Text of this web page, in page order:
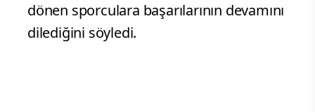
dönen sporculara başarılarının devamını
dilediğini söyledi.